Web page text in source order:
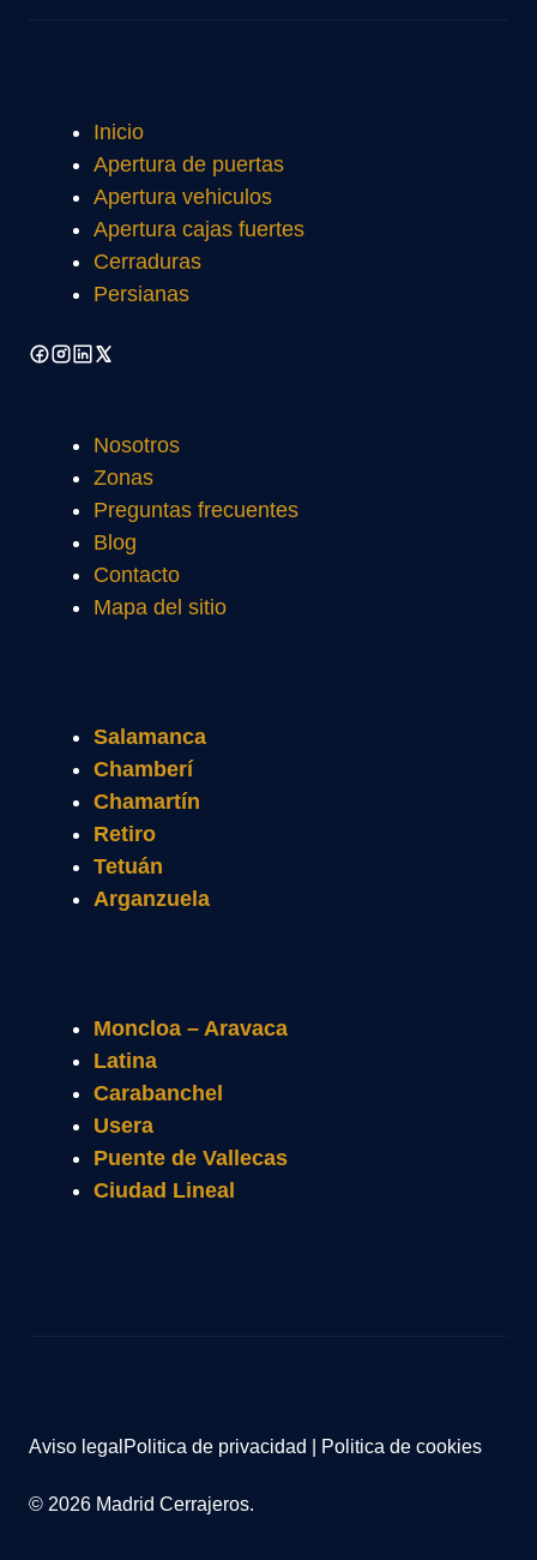
Inicio
Apertura de puertas
Apertura vehiculos
Apertura cajas fuertes
Cerraduras
Persianas
Nosotros
Zonas
Preguntas frecuentes
Blog
Contacto
Mapa del sitio
Salamanca
Chamberí
Chamartín
Retiro
Tetuán
Arganzuela
Moncloa – Aravaca
Latina
Carabanchel
Usera
Puente de Vallecas
Ciudad Lineal
© 2026 Madrid Cerrajeros.
Aviso legal Politica de privacidad Politica de cookies